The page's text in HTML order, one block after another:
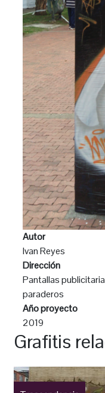
Autor
Ivan Reyes
Dirección
Pantallas
paraderos
Año proyecto
2019
Grafitis